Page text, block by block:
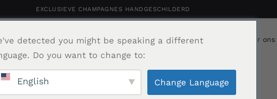
EXCLUSIEVE CHAMPAGNES HANDGESCHILDERD
Champagne Shop Portfolio Relatiegeschenk Over ons
Contact
detected you might be speaking a different
Do you want to change to:
English Change Language